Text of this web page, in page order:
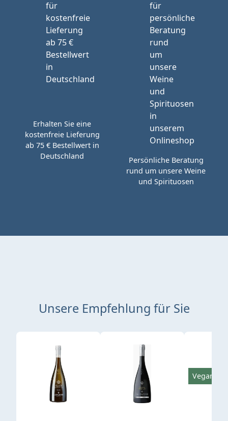
Erhalten Sie eine
kostenfreie Lieferung
ab 75 € Bestellwert in
Deutschland
Persönliche Beratung
rund um unsere Weine
und Spirituosen
Unsere Empfehlung für Sie
Produktgalerie überspringen
Vegan